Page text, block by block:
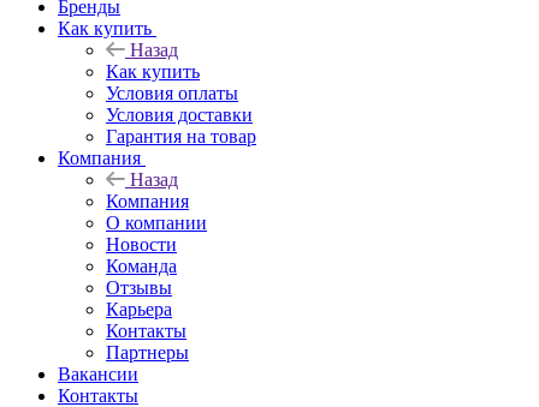
Бренды
Как купить
Назад
Как купить
Условия оплаты
Условия доставки
Гарантия на товар
Компания
Назад
Компания
О компании
Новости
Команда
Отзывы
Карьера
Контакты
Партнеры
Вакансии
Контакты